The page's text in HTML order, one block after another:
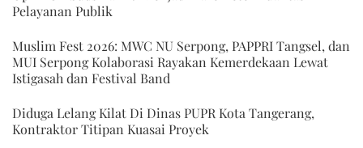
Pelayanan Publik
Muslim Fest 2026: MWC NU Serpong, PAPPRI Tangsel, dan
MUI Serpong Kolaborasi Rayakan Kemerdekaan Lewat
Istigasah dan Festival Band
Diduga Lelang Kilat Di Dinas PUPR Kota Tangerang,
Kontraktor Titipan Kuasai Proyek